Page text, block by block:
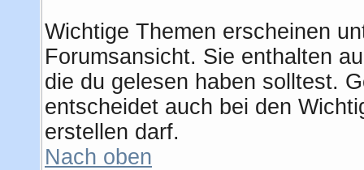
Wichtige Themen erscheinen
Forumsansicht. Sie enthalten
die du gelesen haben solltest.
entscheidet auch bei den
erstellen darf.
Nach oben